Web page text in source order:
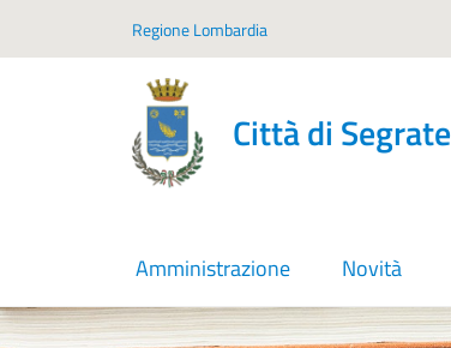
Regione Lombardia
Città di Segrate
Amministrazione Novità